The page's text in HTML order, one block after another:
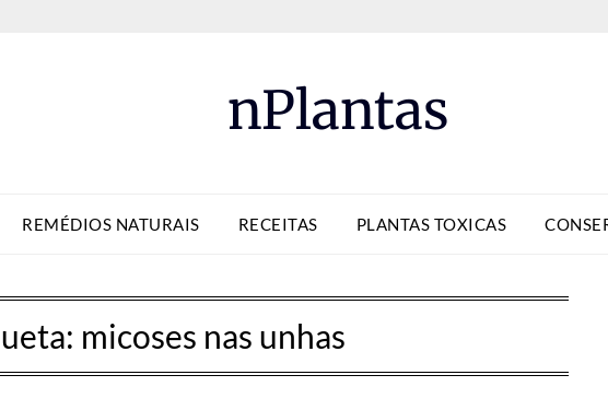
nPlantas
REMÉDIOS NATURAIS RECEITAS PLANTAS TOXICAS
micoses nas unhas